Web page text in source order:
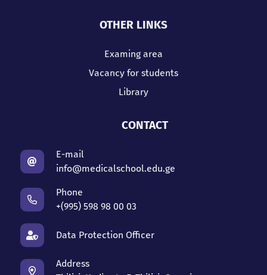
OTHER LINKS
Examing area
Vacancy for students
Library
CONTACT
E-mail
info@medicalschool.edu.ge
Phone
+(995) 598 98 00 03
Data Protection Officer
Address